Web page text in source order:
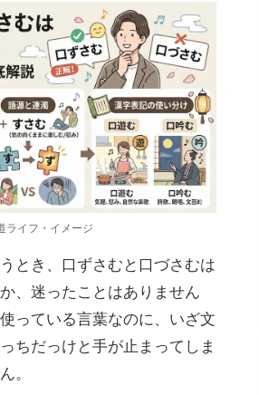
ライフ・イメージ
とき、口ずさむと口づさむは
、迷ったことはありません
っている言葉なのに、いざ文
ちだっけと手が止まってしま
。